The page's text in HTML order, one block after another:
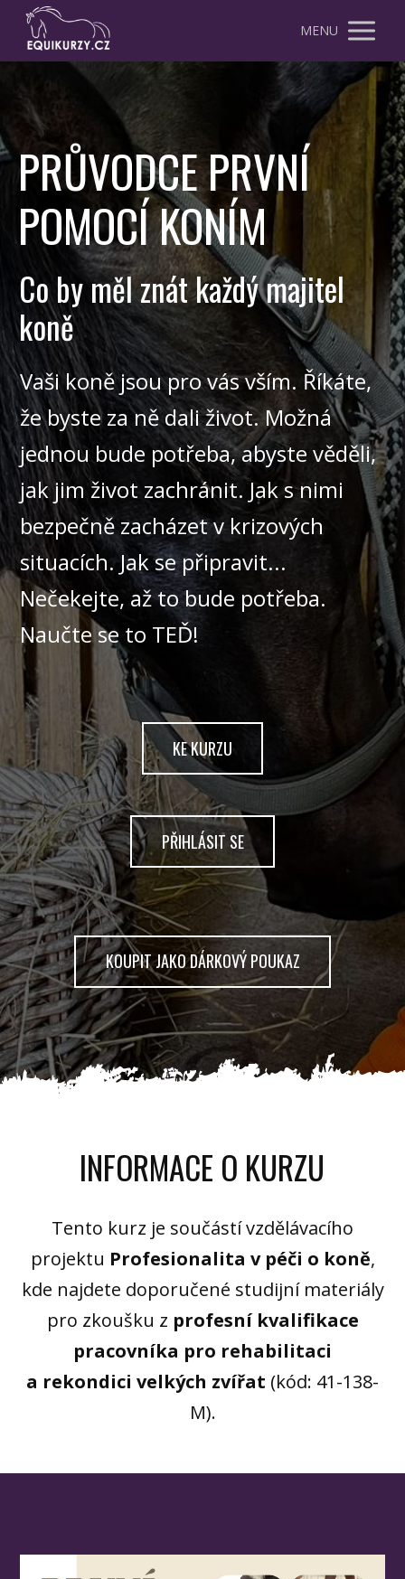
MENU
PRŮVODCE PRVNÍ
POMOCÍ KONÍM
Co by měl znát každý majitel
koně
Vaši koně jsou pro vás vším. Říkáte,
že byste za ně dali život. Možná
jednou bude potřeba, abyste věděli,
jak jim život zachránit. Jak s nimi
bezpečně zacházet v krizových
situacích. Jak se připravit...
Nečekejte, až to bude potřeba.
Naučte se to TEĎ!
KE KURZU
PŘIHLÁSIT SE
KOUPIT JAKO DÁRKOVÝ POUKAZ
INFORMACE O KURZU
Tento kurz je součástí vzdělávacího
projektu Profesionalita v péči o koně,
kde najdete doporučené studijní materiály
pro zkoušku z profesní kvalifikace
pracovníka pro rehabilitaci
a rekondici velkých zvířat (kód: 41-138-
M).